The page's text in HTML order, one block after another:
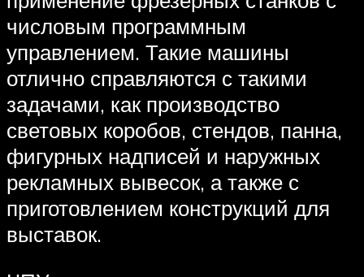
числовым программным
управлением. Такие машины
отлично справляются с такими
задачами, как производство
световых коробов, стендов, панна,
фигурных надписей и наружных
рекламных вывесок, а также с
приготовлением конструкций для
выставок.